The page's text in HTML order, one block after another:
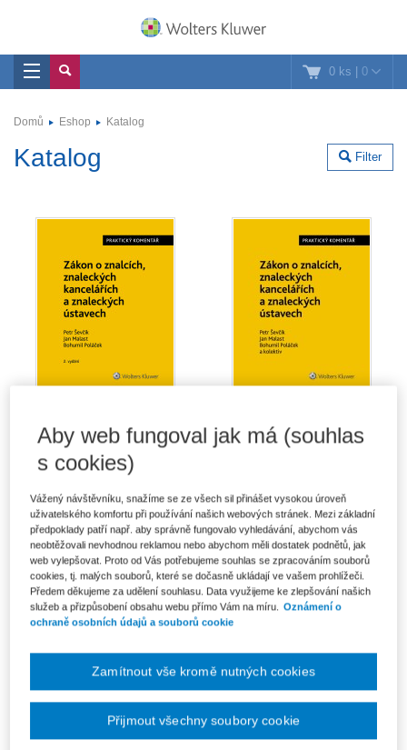
0 ks | 0
Domů Eshop Katalog
Filter
Katalog
kancelářích a znaleckých
ústavech...
Od 506 Kč
Připravujeme
kancelářích a znaleckých
ústavech...
Mezinárodní přepravní doklady
Vliv římského práva na vybrané
instituty práva mezinárodního
obchodu
Aby web fungoval jak má (souhlas
s cookies)
Vážený návštěvníku, snažíme se ze všech sil přinášet vysokou úroveň
uživatelského komfortu při používání našich webových stránek. Mezi základní
předpoklady patří např. aby správně fungovalo vyhledávání, abychom vás
neobtěžovali nevhodnou reklamou nebo abychom měli dostatek podnětů, jak
web vylepšovat. Proto od Vás potřebujeme souhlas se zpracováním souborů
cookies, tj. malých souborů, které se dočasně ukládají ve vašem prohlížeči.
Předem děkujeme za udělení souhlasu. Data využijeme ke zlepšování našich
služeb a přizpůsobení obsahu webu přímo Vám na míru.
Oznámení o
ochraně osobních údajů a souborů cookie
Zamítnout vše kromě nutných cookies
Přijmout všechny soubory cookie